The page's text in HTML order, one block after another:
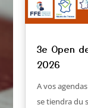
3e Open
2026
A vos
se tiendra du